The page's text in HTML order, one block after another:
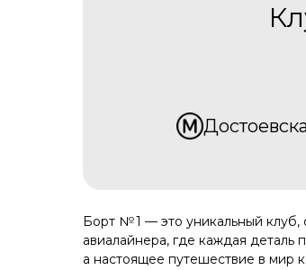
Борт № 1 — это уникальный клуб,
авиалайнера, где каждая
а настоящее путешествие в мир